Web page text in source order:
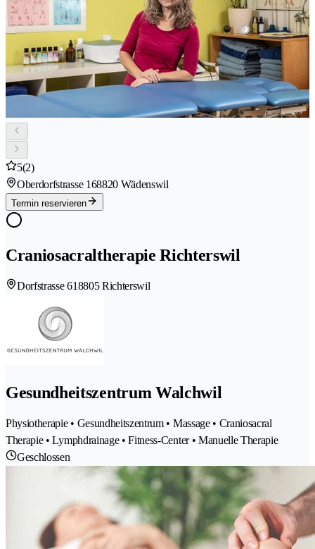
5(2)
Oberdorfstrasse 168820 Wädenswil
Termin reservieren
Craniosacraltherapie Richterswil
Dorfstrasse 618805 Richterswil
Gesundheitszentrum Walchwil
Physiotherapie • Gesundheitszentrum • Massage • Craniosacral
Therapie • Lymphdrainage • Fitness-Center • Manuelle Therapie
Geschlossen